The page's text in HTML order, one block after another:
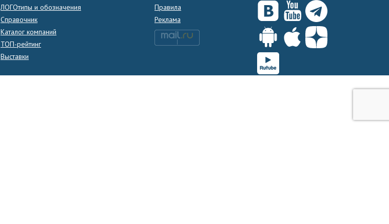
ЛОГОтипы и обозначения
Справочник
Каталог компаний
ТОП-рейтинг
Выставки
Правила
Реклама